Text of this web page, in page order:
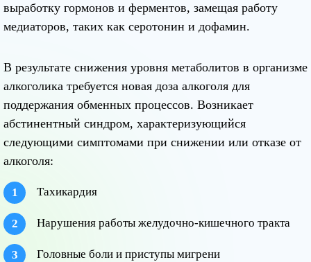
выработку гормонов и ферментов, замещая работу
медиаторов, таких как серотонин и дофамин.
В результате снижения уровня метаболитов в организме
алкоголика требуется новая доза алкоголя для
поддержания обменных процессов. Возникает
абстинентный синдром, характеризующийся
следующими симптомами при снижении или отказе от
алкоголя:
Тахикардия
Нарушения работы желудочно-кишечного тракта
Головные боли и приступы мигрени